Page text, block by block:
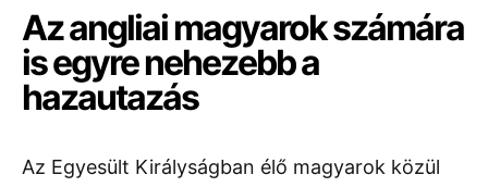
Az angliai magyarok számára
is egyre nehezebb a
hazautazás
Az Egyesült Királyságban élő magyarok közül